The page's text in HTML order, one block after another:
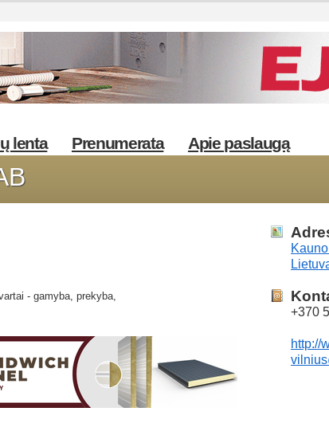
lenta Prenumerata Apie paslaugą
- gamyba, prekyba,
+370
http://